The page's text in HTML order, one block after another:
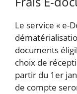
Le service « e-
documents
choix de
partir du 1er
de compte